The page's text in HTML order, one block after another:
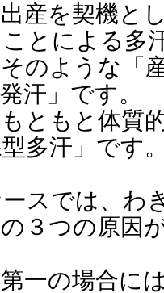
産を契機と
ことによる多
のような「
汗」です。
ともと体質
多汗」です
スでは、わ
３つの原因
一の場合に